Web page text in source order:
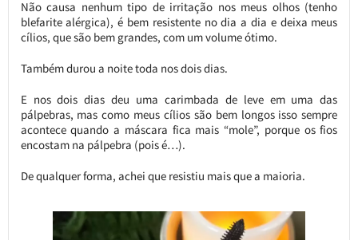
Não causa nenhum tipo de irritação nos meus olhos (tenho
blefarite alérgica), é bem resistente no dia a dia e deixa meus
cílios, que são bem grandes, com um volume ótimo.
Também durou a noite toda nos dois dias.
E nos dois dias deu uma carimbada de leve em uma das
pálpebras, mas como meus cílios são bem longos isso sempre
acontece quando a máscara fica mais “mole”, porque os fios
encostam na pálpebra (pois é…).
De qualquer forma, achei que resistiu mais que a maioria.